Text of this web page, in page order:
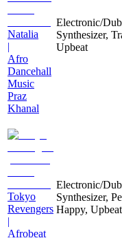
Natalia
|
Afro
Dancehall
Music
Praz
Khanal
Electronic/
Synthesizer,
Upbeat
Tokyo
Revengers
|
Afrobeat
Electronic/
Synthesizer,
Happy, Upbeat